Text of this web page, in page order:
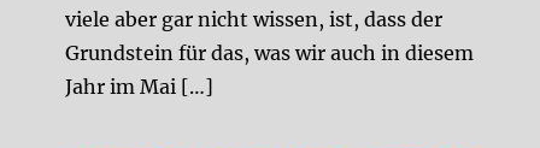
viele aber gar nicht wissen, ist, dass der
Grundstein für das, was wir auch in diesem
Jahr im Mai […]